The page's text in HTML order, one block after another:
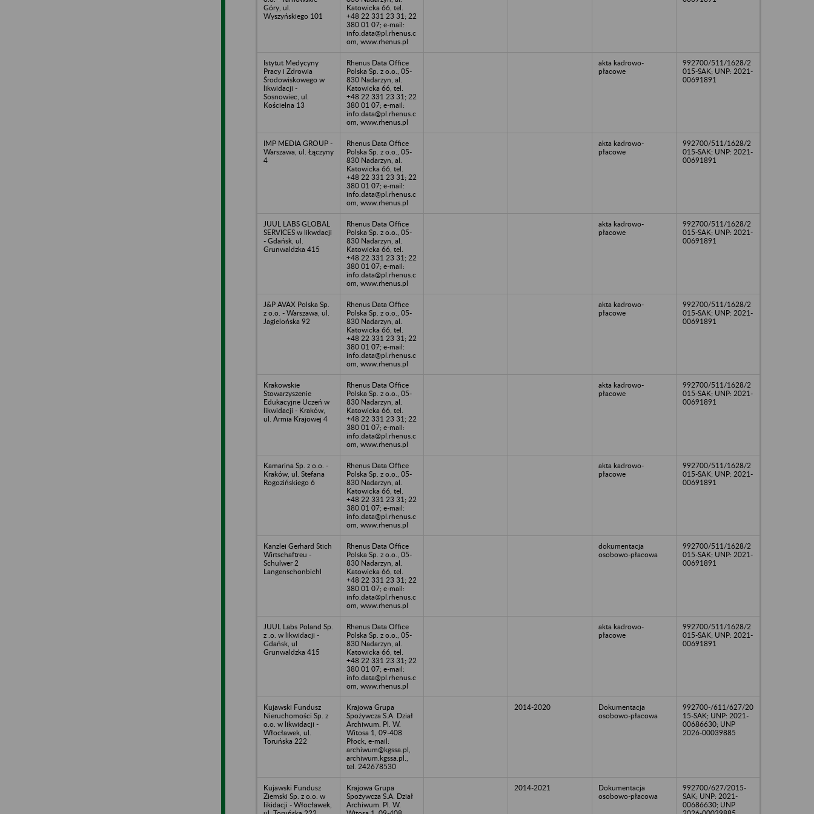
Góry, ul.
Wyszyńskiego 101
Katowicka 66, tel.
+48 22 331 23 31; 22
380 01 07; e-mail:
info.data@pl.rhenus.c
om, www.rhenus.pl
Istytut Medycyny
Pracy i Zdrowia
Środowiskowego w
likwidacji -
Sosnowiec, ul.
Kościelna 13
Rhenus Data Office
Polska Sp. z o.o., 05-
830 Nadarzyn, al.
Katowicka 66, tel.
+48 22 331 23 31; 22
380 01 07; e-mail:
info.data@pl.rhenus.c
om, www.rhenus.pl
akta kadrowo-
płacowe
992700/511/1628/2
015-SAK; UNP: 2021-
00691891
IMP MEDIA GROUP -
Warszawa, ul. Łączyny
4
Rhenus Data Office
Polska Sp. z o.o., 05-
830 Nadarzyn, al.
Katowicka 66, tel.
+48 22 331 23 31; 22
380 01 07; e-mail:
info.data@pl.rhenus.c
om, www.rhenus.pl
akta kadrowo-
płacowe
992700/511/1628/2
015-SAK; UNP: 2021-
00691891
JUUL LABS GLOBAL
SERVICES w likwdacji
- Gdańsk, ul.
Grunwaldzka 415
Rhenus Data Office
Polska Sp. z o.o., 05-
830 Nadarzyn, al.
Katowicka 66, tel.
+48 22 331 23 31; 22
380 01 07; e-mail:
info.data@pl.rhenus.c
om, www.rhenus.pl
akta kadrowo-
płacowe
992700/511/1628/2
015-SAK; UNP: 2021-
00691891
J&P AVAX Polska Sp.
z o.o. - Warszawa, ul.
Jagielońska 92
Rhenus Data Office
Polska Sp. z o.o., 05-
830 Nadarzyn, al.
Katowicka 66, tel.
+48 22 331 23 31; 22
380 01 07; e-mail:
info.data@pl.rhenus.c
om, www.rhenus.pl
akta kadrowo-
płacowe
992700/511/1628/2
015-SAK; UNP: 2021-
00691891
Krakowskie
Stowarzyszenie
Edukacyjne Uczeń w
likwidacji - Kraków,
ul. Armia Krajowej 4
Rhenus Data Office
Polska Sp. z o.o., 05-
830 Nadarzyn, al.
Katowicka 66, tel.
+48 22 331 23 31; 22
380 01 07; e-mail:
info.data@pl.rhenus.c
om, www.rhenus.pl
akta kadrowo-
płacowe
992700/511/1628/2
015-SAK; UNP: 2021-
00691891
Kamarina Sp. z o.o. -
Kraków, ul. Stefana
Rogozińskiego 6
Rhenus Data Office
Polska Sp. z o.o., 05-
830 Nadarzyn, al.
Katowicka 66, tel.
+48 22 331 23 31; 22
380 01 07; e-mail:
info.data@pl.rhenus.c
om, www.rhenus.pl
akta kadrowo-
płacowe
992700/511/1628/2
015-SAK; UNP: 2021-
00691891
Kanzlei Gerhard Stich
Wirtschaftreu -
Schulwer 2
Langenschonbichl
Rhenus Data Office
Polska Sp. z o.o., 05-
830 Nadarzyn, al.
Katowicka 66, tel.
+48 22 331 23 31; 22
380 01 07; e-mail:
info.data@pl.rhenus.c
om, www.rhenus.pl
dokumentacja
osobowo-płacowa
992700/511/1628/2
015-SAK; UNP: 2021-
00691891
JUUL Labs Poland Sp.
z .o. w likwidacji -
Gdańsk, ul
Grunwaldzka 415
Rhenus Data Office
Polska Sp. z o.o., 05-
830 Nadarzyn, al.
Katowicka 66, tel.
+48 22 331 23 31; 22
380 01 07; e-mail:
info.data@pl.rhenus.c
om, www.rhenus.pl
akta kadrowo-
płacowe
992700/511/1628/2
015-SAK; UNP: 2021-
00691891
Kujawski Fundusz
Nieruchomości Sp. z
o.o. w likwidacji -
Włocławek, ul.
Toruńska 222
Krajowa Grupa
Spożywcza S.A. Dział
Archiwum. Pl. W.
Witosa 1, 09-408
Płock, e-mail:
archiwum@kgssa.pl,
archiwum.kgssa.pl.,
tel. 242678530
2014-2020
Dokumentacja
osobowo-płacowa
992700-/611/627/20
15-SAK; UNP: 2021-
00686630; UNP
2026-00039885
Kujawski Fundusz
Ziemski Sp. z o.o. w
likidacji - Włocławek,
Krajowa Grupa
Spożywcza S.A. Dział
Archiwum. Pl. W.
2014-2021
Dokumentacja
osobowo-płacowa
992700/627/2015-
SAK; UNP: 2021-
00686630; UNP